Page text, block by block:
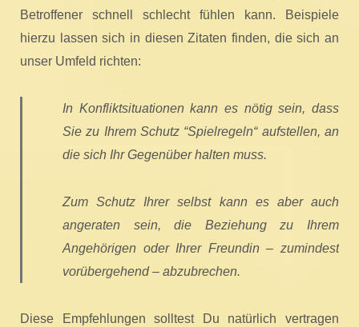
Betroffener schnell schlecht fühlen kann. Beispiele
hierzu lassen sich in diesen Zitaten finden, die sich an
unser Umfeld richten:
In Konfliktsituationen kann es nötig sein, dass
Sie zu Ihrem Schutz “Spielregeln“ aufstellen, an
die sich Ihr Gegenüber halten muss.
Zum Schutz Ihrer selbst kann es aber auch
angeraten sein, die Beziehung zu Ihrem
Angehörigen oder Ihrer Freundin – zumindest
vorübergehend – abzubrechen.
Diese Empfehlungen solltest Du natürlich vertragen